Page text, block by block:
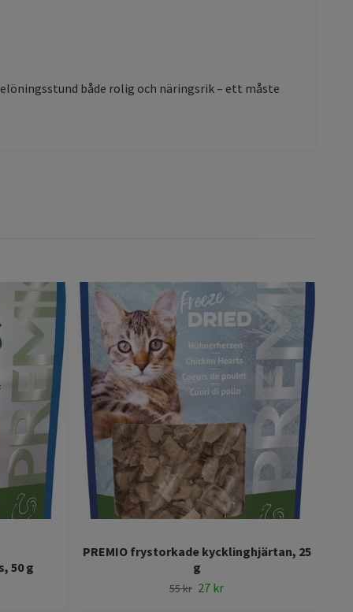
både rolig och näringsrik – ett måste
50 g
PREMIO frystorkade kycklinghjärtan, 25
g
55 kr 27 kr